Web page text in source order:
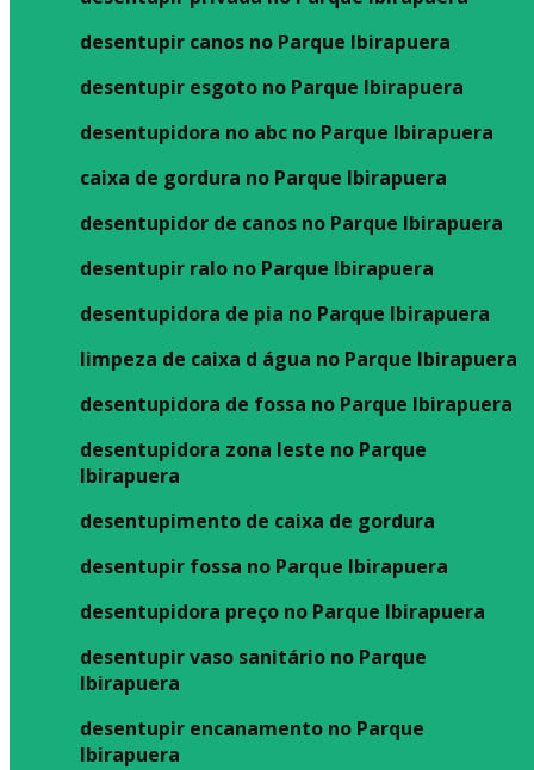
desentupir canos no Parque Ibirapuera
desentupir esgoto no Parque Ibirapuera
desentupidora no abc no Parque Ibirapuera
caixa de gordura no Parque Ibirapuera
desentupidor de canos no Parque Ibirapuera
desentupir ralo no Parque Ibirapuera
desentupidora de pia no Parque Ibirapuera
limpeza de caixa d água no Parque Ibirapuera
desentupidora de fossa no Parque Ibirapuera
desentupidora zona leste no Parque
Ibirapuera
desentupimento de caixa de gordura
desentupir fossa no Parque Ibirapuera
desentupidora preço no Parque Ibirapuera
desentupir vaso sanitário no Parque
Ibirapuera
desentupir encanamento no Parque
Ibirapuera